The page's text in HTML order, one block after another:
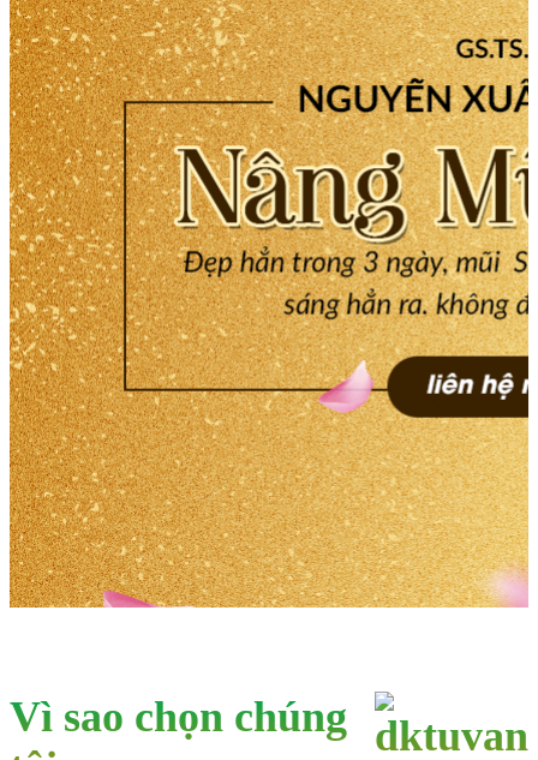
Vì sao chọn chúng